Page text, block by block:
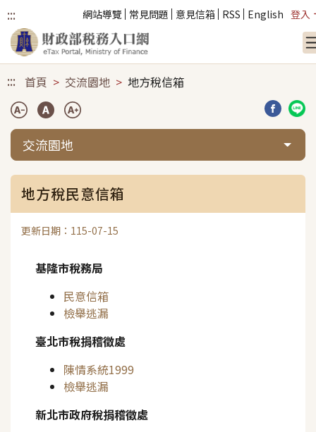
::: 網站導覽 常見問題 意見信箱 RSS English 登入
::: 首頁 交流園地 地方稅信箱
分享到
分
交流園地
地方稅民意信箱
更新日期：115-07-15
基隆市稅務局
民意信箱
檢舉逃漏
臺北市稅捐稽徵處
陳情系統1999
檢舉逃漏
新北市政府稅捐稽徵處